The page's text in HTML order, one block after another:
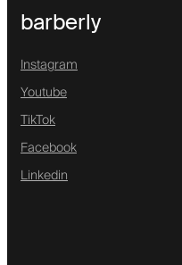
barberly
Instagram
Youtube
TikTok
Facebook
Linkedin